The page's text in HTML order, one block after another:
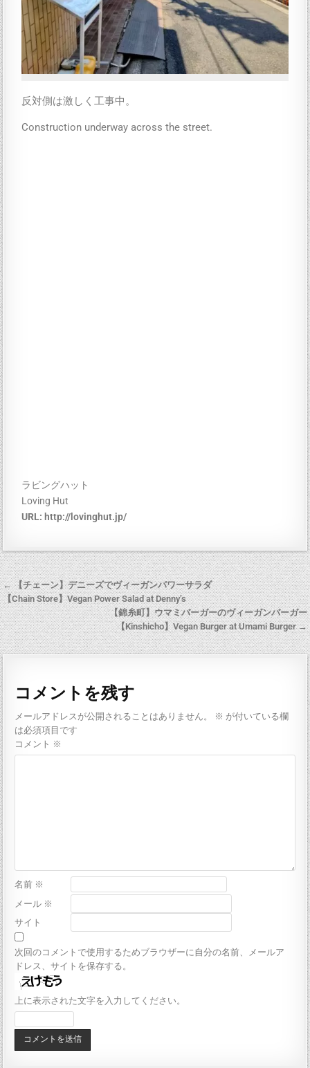
反対側は激しく工事中。
Construction underway across the street.
ラビングハット
Loving Hut
URL: http://lovinghut.jp/
← 【チェーン】デニーズでヴィーガンパワーサラダ
【Chain Store】Vegan Power Salad at Denny’s
【錦糸町】ウマミバーガーのヴィーガンバーガー
【Kinshicho】Vegan Burger at Umami Burger →
コメントを残す
メールアドレスが公開されることはありません。 ※ が付いている欄
は必須項目です
コメント ※
名前 ※
メール ※
サイト
次回のコメントで使用するためブラウザーに自分の名前、メールア
ドレス、サイトを保存する。
上に表示された文字を入力してください。